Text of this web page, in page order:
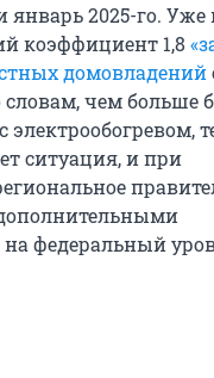
январь 2025-го. Уже
коэффициент 1,8
домовладений
чем больше
ситуация, и при
федеральный